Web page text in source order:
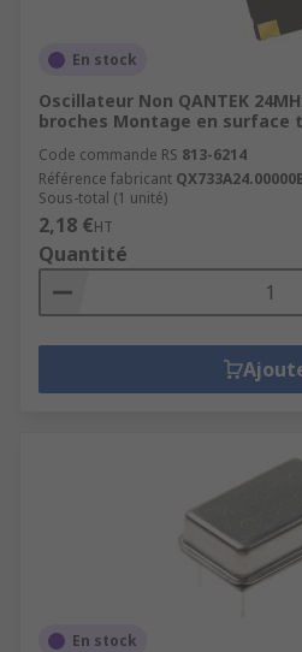
En stock
Oscillateur Non QANTEK
broches Montage en surface
Code commande RS 813-6214
Référence fabricant
Sous-total (1 unité)
2,18 €HT
Quantité
En stock